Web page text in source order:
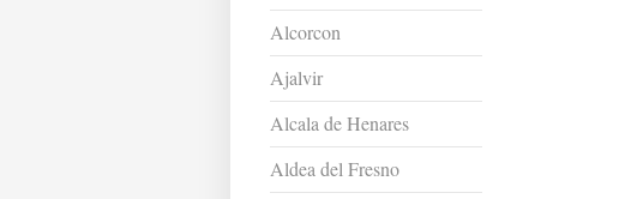
Alcorcon
Ajalvir
Alcala de Henares
Aldea del Fresno